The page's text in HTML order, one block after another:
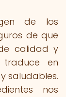
de los
de que
calidad y
en
saludables.
nos